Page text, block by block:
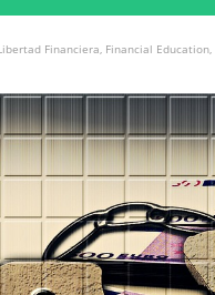
Financiera Financial Education